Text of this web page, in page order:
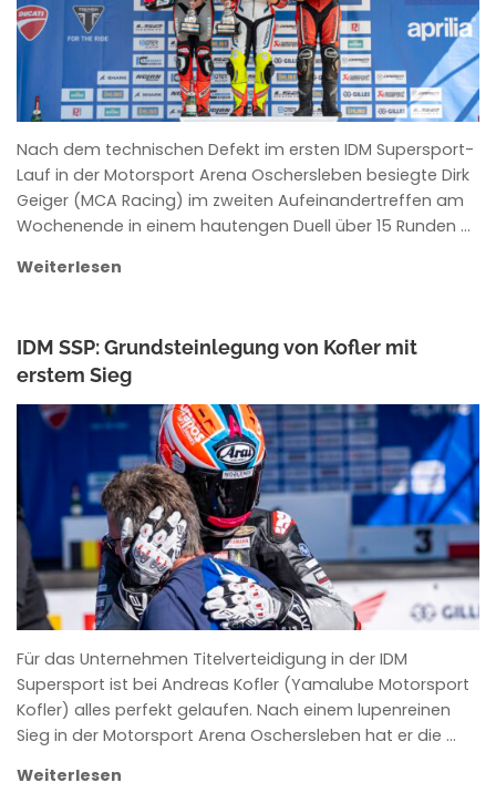
Nach dem technischen Defekt im ersten IDM Supersport-
Lauf in der Motorsport Arena Oschersleben besiegte Dirk
Geiger (MCA Racing) im zweiten Aufeinandertreffen am
Wochenende in einem hautengen Duell über 15 Runden …
Weiterlesen
IDM SSP: Grundsteinlegung von Kofler mit
erstem Sieg
ANKE WIECZOREK
Für das Unternehmen Titelverteidigung in der IDM
Supersport ist bei Andreas Kofler (Yamalube Motorsport
Kofler) alles perfekt gelaufen. Nach einem lupenreinen
Sieg in der Motorsport Arena Oschersleben hat er die …
Weiterlesen